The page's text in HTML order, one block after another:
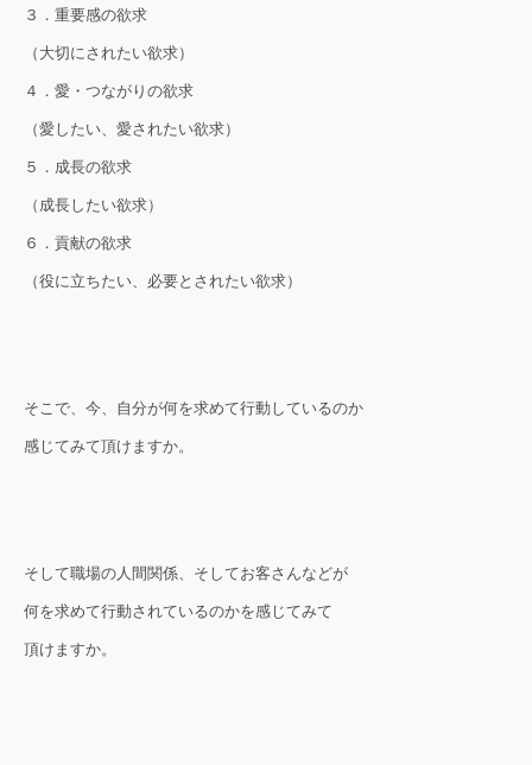
３．重要感の欲求
（大切にされたい欲求）
４．愛・つながりの欲求
（愛したい、愛されたい欲求）
５．成長の欲求
（成長したい欲求）
６．貢献の欲求
（役に立ちたい、必要とされたい欲求）
そこで、今、 自分が何を求めて行動しているのか
感じてみて頂けますか。
そして職場の人間関係、そしてお客さんなどが
何を求めて行動されているのかを感じてみて
頂けますか。